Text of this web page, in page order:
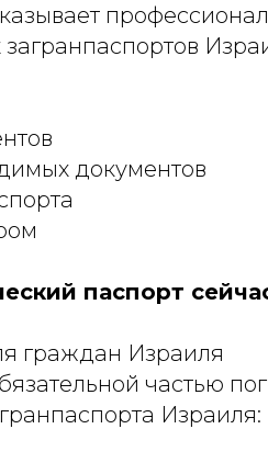
документов
паспорт
граждан Израиля
частью
Израиля: